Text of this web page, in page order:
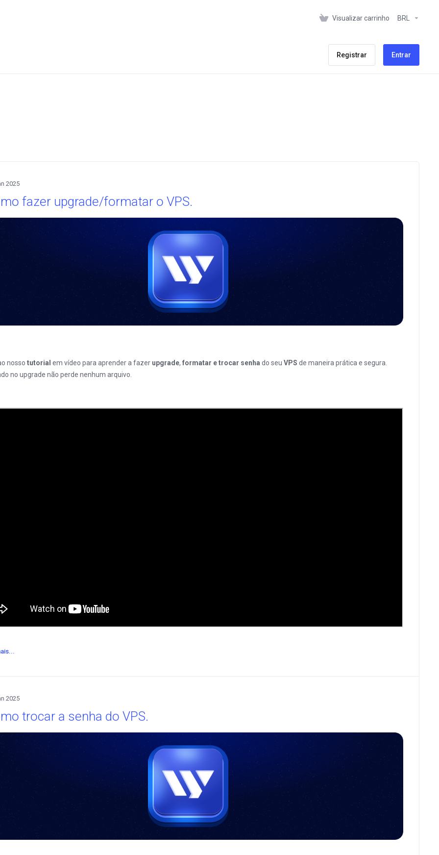
Visualizar carrinho BRL
Registrar Entrar
2025
fazer upgrade/formatar o VPS.
nosso tutorial em vídeo para aprender a fazer upgrade, formatar e trocar senha do seu VPS de maneira prática e segura.
no upgrade não perde nenhum arquivo.
2025
trocar a senha do VPS.